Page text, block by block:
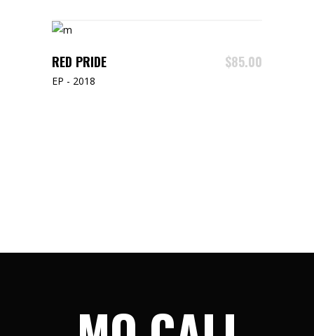
RED PRIDE $85.00
EP - 2018